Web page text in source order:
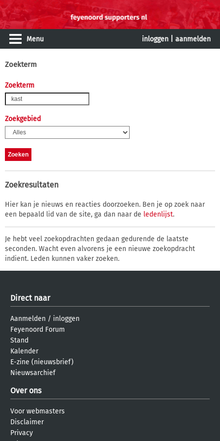
Menu inloggen aanmelden
Zoekterm
Zoekterm
Zoekgebied
Zoekresultaten
Hier kan je nieuws en reacties doorzoeken. Ben je op zoek naar
een bepaald lid van de site, ga dan naar de ledenlijst.
Je hebt veel zoekopdrachten gedaan gedurende de laatste
seconden. Wacht even alvorens je een nieuwe zoekopdracht
indient. Leden kunnen vaker zoeken.
Direct naar
Aanmelden / inloggen
Feyenoord Forum
Stand
Kalender
E-zine (nieuwsbrief)
Nieuwsarchief
Over ons
Voor webmasters
Disclaimer
Privacy